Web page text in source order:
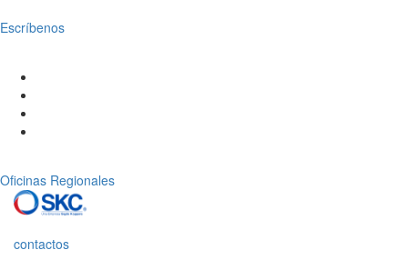
Escríbenos
Oficinas Regionales
contactos